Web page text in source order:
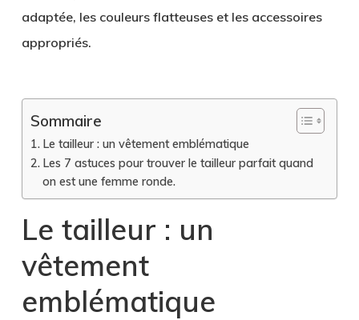
adaptée, les couleurs flatteuses et les accessoires
appropriés.
Sommaire
Le tailleur : un vêtement emblématique
Les 7 astuces pour trouver le tailleur parfait quand
on est une femme ronde.
Le tailleur : un
vêtement
emblématique